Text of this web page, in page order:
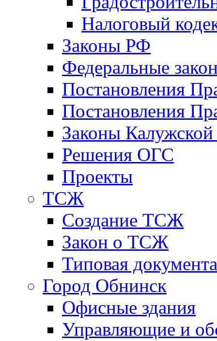
Налоговый
Законы РФ
Федеральные
Постановления
Постановления
Законы Калужской
Решения ОГС
Проекты
ТСЖ
Создание ТСЖ
Закон о ТСЖ
Типовая
Город Обнинск
Офисные здания
Управляющие и